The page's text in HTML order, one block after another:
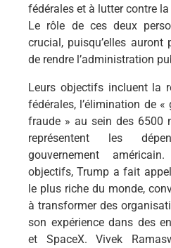
fédérales et à lutter contre
Le rôle de ces deux
crucial, puisqu’elles
de rendre l’administration
Leurs objectifs incluent la
fédérales, l’élimination de
fraude » au sein des 6500
représentent les
gouvernement
objectifs, Trump a fait
le plus riche du monde,
à transformer des
son expérience dans des
et SpaceX. Vivek